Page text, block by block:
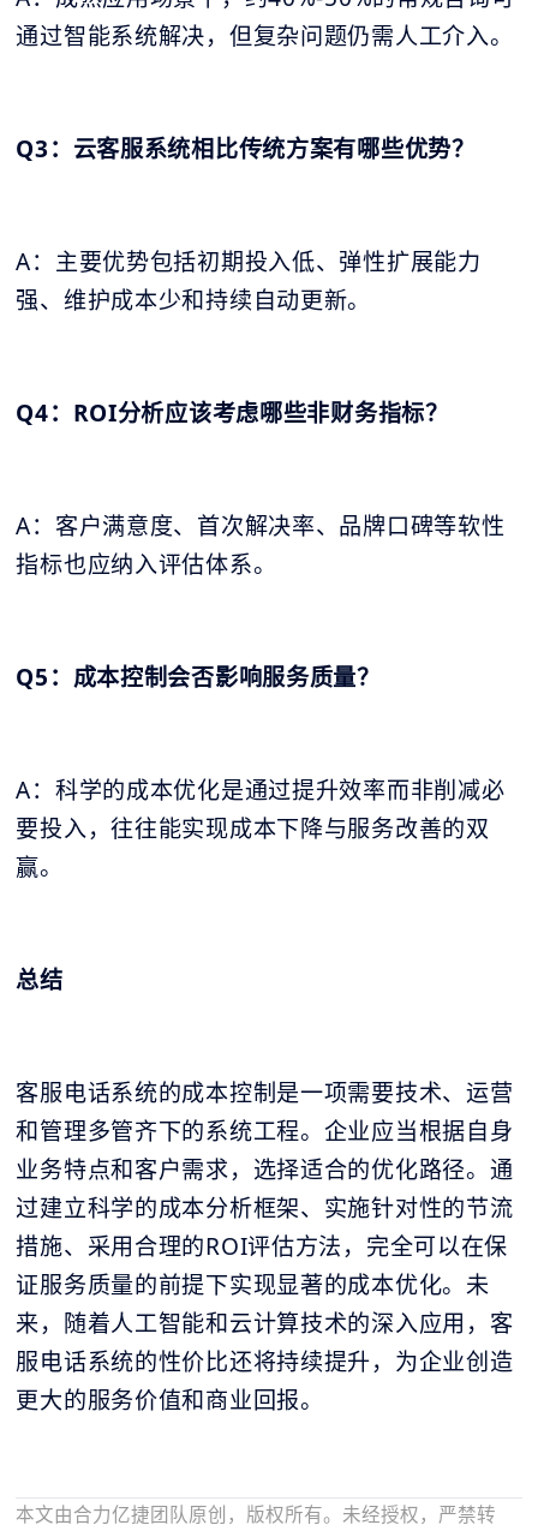
通过智能系统解决，但复杂问题仍需人工介入。
Q3：云客服系统相比传统方案有哪些优势？
A：主要优势包括初期投入低、弹性扩展能力
强、维护成本少和持续自动更新。
Q4：ROI分析应该考虑哪些非财务指标？
A：客户满意度、首次解决率、品牌口碑等软性
指标也应纳入评估体系。
Q5：成本控制会否影响服务质量？
A：科学的成本优化是通过提升效率而非削减必
要投入，往往能实现成本下降与服务改善的双
赢。
总结
客服电话系统的成本控制是一项需要技术、运营
和管理多管齐下的系统工程。企业应当根据自身
业务特点和客户需求，选择适合的优化路径。通
过建立科学的成本分析框架、实施针对性的节流
措施、采用合理的ROI评估方法，完全可以在保
证服务质量的前提下实现显著的成本优化。未
来，随着人工智能和云计算技术的深入应用，客
服电话系统的性价比还将持续提升，为企业创造
更大的服务价值和商业回报。
本文由合力亿捷团队原创，版权所有。未经授权，严禁转